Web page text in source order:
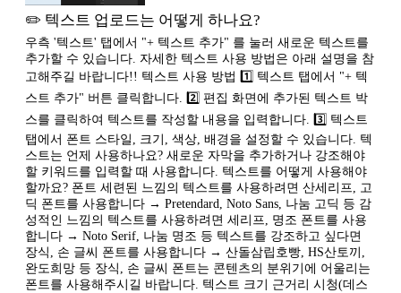
✏️ 텍스트 업로드는 어떻게 하나요?
우측 '텍스트' 탭에서 "+ 텍스트 추가" 를 눌러 새로운 텍스트를
추가할 수 있습니다. 자세한 텍스트 사용 방법은 아래 설명을 참
고해주길 바랍니다!! 텍스트 사용 방법 1️⃣ 텍스트 탭에서 "+ 텍
스트 추가" 버튼 클릭합니다. 2️⃣ 편집 화면에 추가된 텍스트 박
스를 클릭하여 텍스트를 작성할 내용을 입력합니다. 3️⃣ 텍스트
탭에서 폰트 스타일, 크기, 색상, 배경을 설정할 수 있습니다. 텍
스트는 언제 사용하나요? 새로운 자막을 추가하거나 강조해야
할 키워드를 입력할 때 사용합니다. 텍스트를 어떻게 사용해야
할까요? 폰트 세련된 느낌의 텍스트를 사용하려면 산세리프, 고
딕 폰트를 사용합니다 → Pretendard, Noto Sans, 나눔 고딕 등 감
성적인 느낌의 텍스트를 사용하려면 세리프, 명조 폰트를 사용
합니다 → Noto Serif, 나눔 명조 등 텍스트를 강조하고 싶다면
장식, 손 글씨 폰트를 사용합니다 → 산돌삼립호빵, HS산토끼,
완도희망 등 장식, 손 글씨 폰트는 콘텐츠의 분위기에 어울리는
폰트를 사용해주시길 바랍니다. 텍스트 크기 근거리 시청(데스